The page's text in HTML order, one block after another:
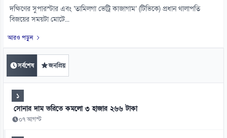
দক্ষিণের সুপারস্টার এবং ‘তামিলগা ভেট্রি কাজাগাম’ (টিভিকে) প্রধান থালাপতি
বিজয়ের সময়টা মোটে...
আরও পড়ুন
সর্বশেষ জনপ্রিয়
১
সোনার দাম ভরিতে কমলো ৩ হাজার ২৬৬ টাকা
০৭ আগস্ট